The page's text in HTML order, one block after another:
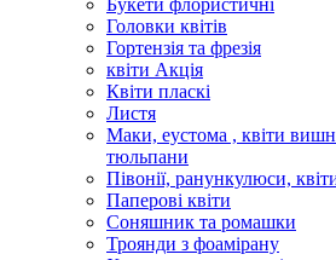
Букети флористичні
Головки квітів
Гортензія та фрезія
квіти Акція
Квіти пласкі
Листя
Маки, еустома , квіти
тюльпани
Півонії, ранункулюси,
Паперові квіти
Соняшник та ромашки
Троянди з фоамірану